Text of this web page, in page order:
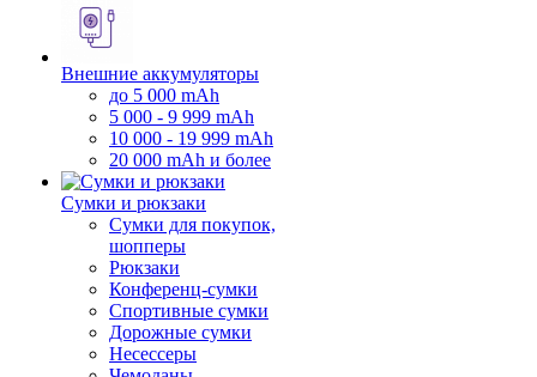
Внешние аккумуляторы
до 5 000 mAh
5 000 - 9 999 mAh
10 000 - 19 999 mAh
20 000 mAh и более
Сумки и рюкзаки
Сумки для покупок,
шопперы
Рюкзаки
Конференц-сумки
Спортивные сумки
Дорожные сумки
Несессеры